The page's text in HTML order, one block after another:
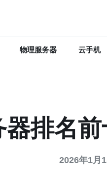
物理服务器 云手机
排名
2026年1月